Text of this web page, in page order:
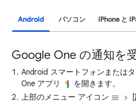
Android パソコン iPhone と
Google One の通知を
Android スマートフォンまたは
One アプリ
を開きます。
上部のメニュー アイコン
[